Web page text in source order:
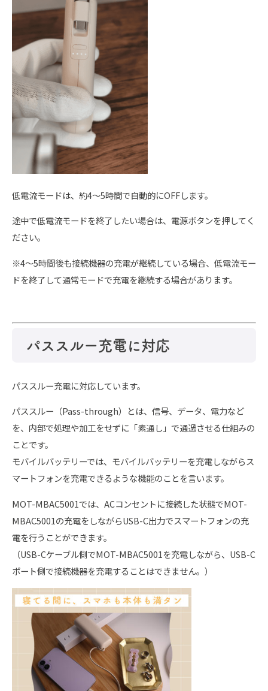
低電流モードは、約4～5時間で自動的にOFFします。
途中で低電流モードを終了したい場合は、電源ボタンを押してく
ださい。
※4～5時間後も接続機器の充電が継続している場合、低電流モー
ドを終了して通常モードで充電を継続する場合があります。
パススルー充電に対応
パススルー充電に対応しています。
パススルー（Pass-through）とは、信号、データ、電力など
を、内部で処理や加工をせずに「素通し」で通過させる仕組みの
ことです。
モバイルバッテリーでは、モバイルバッテリーを充電しながらス
マートフォンを充電できるような機能のことを言います。
MOT-MBAC5001では、ACコンセントに接続した状態でMOT-
MBAC5001の充電をしながらUSB-C出力でスマートフォンの充
電を行うことができます。
（USB-Cケーブル側でMOT-MBAC5001を充電しながら、USB-C
ポート側で接続機器を充電することはできません。）